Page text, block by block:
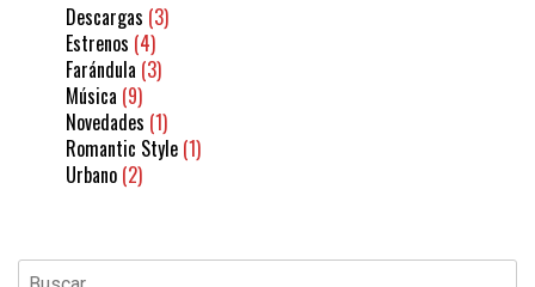
Descargas (3)
Estrenos (4)
Farándula (3)
Música (9)
Novedades (1)
Romantic Style (1)
Urbano (2)
Buscar: